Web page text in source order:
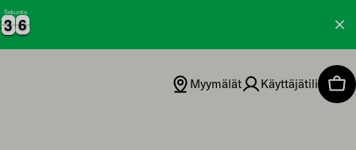
3
3
3
3 5
5
6
Sekuntia
Myymälät Käyttäjätili